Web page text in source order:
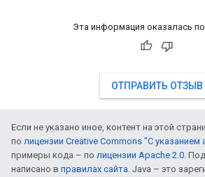
Эта информация оказалась
ОТПРАВИТЬ ОТЗЫВ
Если не указано иное, контент на этой
по лицензии Creative Commons "С указанием
примеры кода – по лицензии Apache 2.0.
написано в правилах сайта. Java – это